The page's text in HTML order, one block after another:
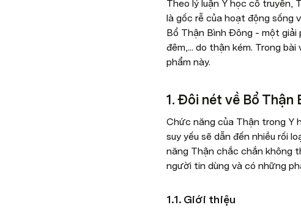
Theo lý luận Y học cổ truyền,
là gốc rễ của hoạt động sống
Bổ Thận Bình Đông - một giải
đêm,... do thận kém. Trong
phẩm này.
1. Đôi nét về Bổ Thận
Chức năng của Thận trong Y
suy yếu sẽ dẫn đến nhiều rối
năng Thận chắc chắn không
người tin dùng và có những
1.1. Giới thiệu